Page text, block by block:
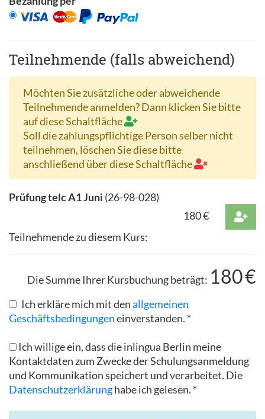
Teilnehmende (falls abweichend)
Möchten Sie zusätzliche oder abweichende
Teilnehmende anmelden? Dann klicken Sie bitte
auf diese Schaltfläche
Soll die zahlungspflichtige Person selber nicht
teilnehmen, löschen Sie diese bitte
anschließend über diese Schaltfläche
Prüfung telc A1 Juni (26-98-028)
180€
Teilnehmende zu diesem Kurs:
Die Summe Ihrer Kursbuchung beträgt: 180€
Ich erkläre mich mit denallgemeinen
Geschäftsbedingungeneinverstanden. *
Ich willige ein, dass die inlingua Berlin meine
Kontaktdaten zum Zwecke der Schulungsanmeldung
und Kommunikation speichert und verarbeitet. Die
Datenschutzerklärunghabe ich gelesen. *